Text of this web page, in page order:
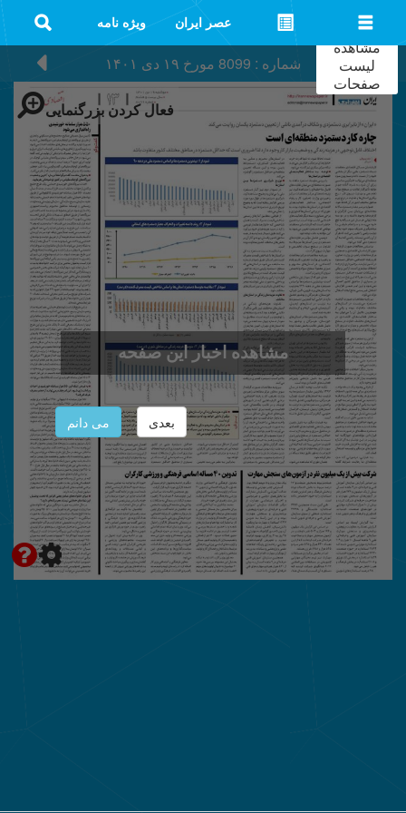
عصر ایران ویژه نامه
شماره : 8099 مورخ ۱۹ دی ۱۴۰۱
فعال کردن بزرگنمایی
مشاهده اخبار این صفحه
مشاهده
لیست
صفحات
بعدی می دانم